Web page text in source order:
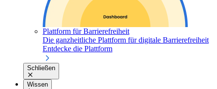
Plattform für Barrierefreiheit
Die ganzheitliche Plattform für digitale Barrierefreiheit
Entdecke die Plattform
Schließen
Wissen